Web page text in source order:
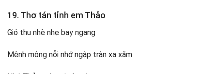
19. Thơ tán tỉnh em Thảo
Gió thu nhè nhẹ bay ngang
Mênh mông nỗi nhớ ngập tràn xa xăm